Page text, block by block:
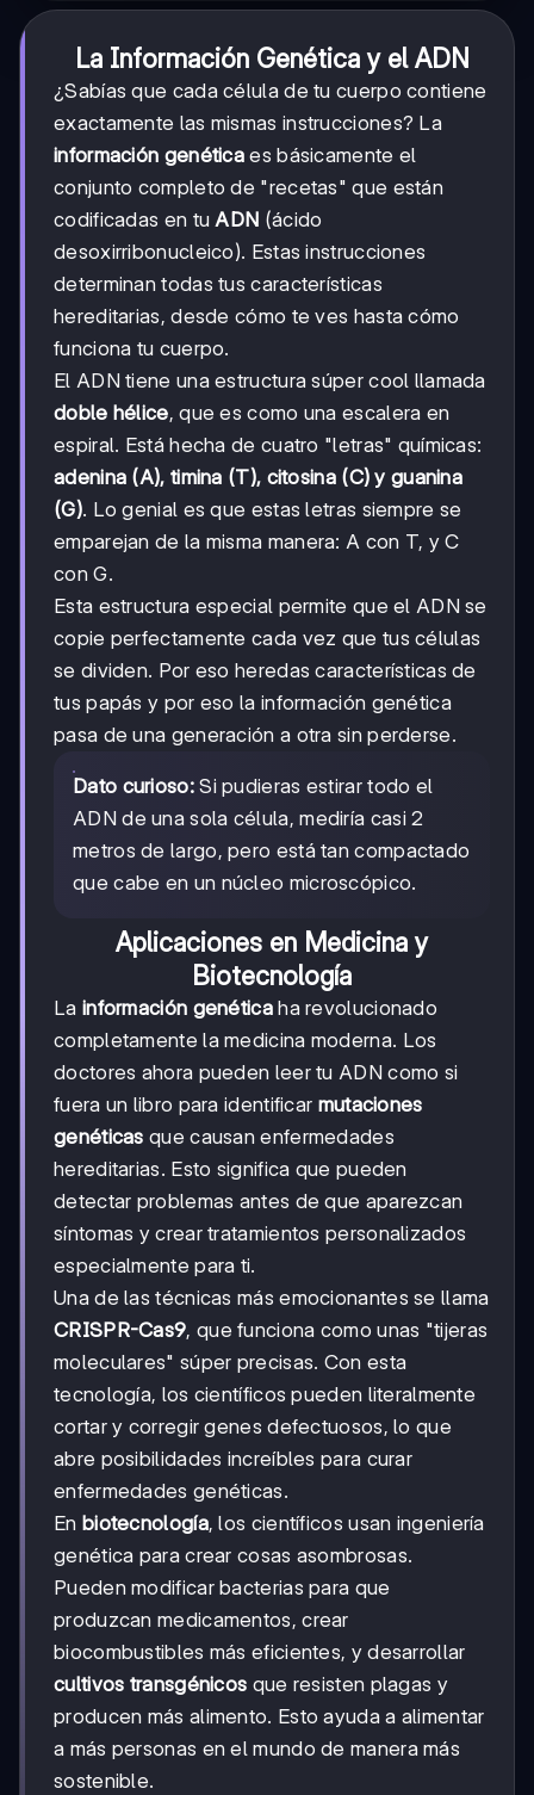
La Información Genética y el ADN
¿Sabías que cada célula de tu cuerpo contiene
exactamente las mismas instrucciones? La
información genética es básicamente el
conjunto completo de "recetas" que están
codificadas en tuADN (ácido
desoxirribonucleico). Estas instrucciones
determinan todas tus características
hereditarias, desde cómo te ves hasta cómo
funciona tu cuerpo.
El ADN tiene una estructura súper cool llamada
doble hélice, que es como una escalera en
espiral. Está hecha de cuatro "letras" químicas:
adenina (A), timina (T), citosina (C) y guanina
(G). Lo genial es que estas letras siempre se
emparejan de la misma manera: A con T, y C
con G.
Esta estructura especial permite que el ADN se
copie perfectamente cada vez que tus células
se dividen. Por eso heredas características de
tus papás y por eso la información genética
pasa de una generación a otra sin perderse.
Dato curioso:Si pudieras estirar todo el
ADN de una sola célula, mediría casi 2
metros de largo, pero está tan compactado
que cabe en un núcleo microscópico.
Aplicaciones en Medicina y
Biotecnología
La información genéticaha revolucionado
completamente la medicina moderna. Los
doctores ahora pueden leer tu ADN como si
fuera un libro para identificar mutaciones
genéticas que causan enfermedades
hereditarias. Esto significa que pueden
detectar problemas antes de que aparezcan
síntomas y crear tratamientos personalizados
especialmente para ti.
Una de las técnicas más emocionantes se llama
CRISPR-Cas9, que funciona como unas "tijeras
moleculares" súper precisas. Con esta
tecnología, los científicos pueden literalmente
cortar y corregir genes defectuosos, lo que
abre posibilidades increíbles para curar
enfermedades genéticas.
En biotecnología, los científicos usan ingeniería
genética para crear cosas asombrosas.
Pueden modificar bacterias para que
produzcan medicamentos, crear
biocombustibles más eficientes, y desarrollar
cultivos transgénicos que resisten plagas y
producen más alimento. Esto ayuda a alimentar
a más personas en el mundo de manera más
sostenible.